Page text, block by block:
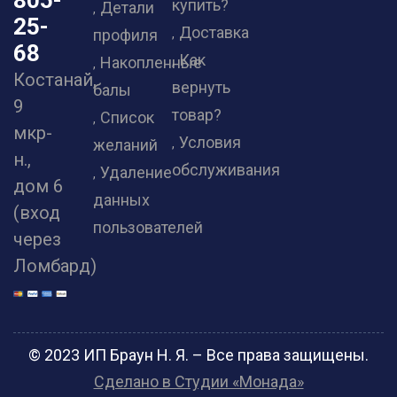
25-
68
Костанай,
9
мкр-
н.,
дом 6
(вход
через
Ломбард)
Детали
профиля
Накопленные
балы
Список
желаний
Удаление
данных
пользователей
купить?
Доставка
Как
вернуть
товар?
Условия
обслуживания
© 2023 ИП Браун Н. Я. – Все права защищены.
Сделано в Студии «Монада»